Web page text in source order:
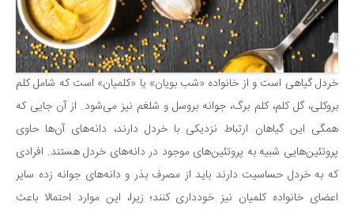
خردل گیاهی است و از خانواده «شب بویان» یا «کلمیان» است که شامل کلم
بروکلی، گل کلم، کلم برگ، جوانه بروسل و شلغم نیز می‌شود. از آن جایی که
همگی این گیاهان ارتباط نزدیکی با خردل دارند، دانه‌های آن‌ها حاوی
پروتئین‌هایی شبیه به پروتئین‌های موجود در دانه‌های خردل هستند. افرادی
که به خردل حساسیت دارند باید از مصرف بذر و دانه‌های جوانه زده سایر
اعضای خانواده کلمیان نیز خودداری کنند؛ زیرا، این موارد احتمالا باعث